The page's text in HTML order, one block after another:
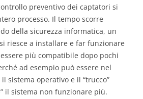
preventivo dei captatori si
processo. Il tempo scorre
della sicurezza informatica, un
riesce a installare e far funzionare
più compatibile dopo pochi
ad esempio può essere nel
sistema operativo e il “trucco”
il sistema non funzionare più.